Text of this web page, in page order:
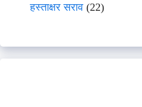
हस्ताक्षर सराव (22)